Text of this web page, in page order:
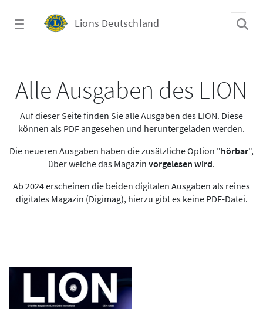
Lions Deutschland
Alle Ausgaben des LION
Auf dieser Seite finden Sie alle Ausgaben des LION. Diese
können als PDF angesehen und heruntergeladen werden.
Die neueren Ausgaben haben die zusätzliche Option "hörbar",
über welche das Magazin vorgelesen wird.
Ab 2024 erscheinen die beiden digitalen Ausgaben als reines
digitales Magazin (Digimag), hierzu gibt es keine PDF-Datei.